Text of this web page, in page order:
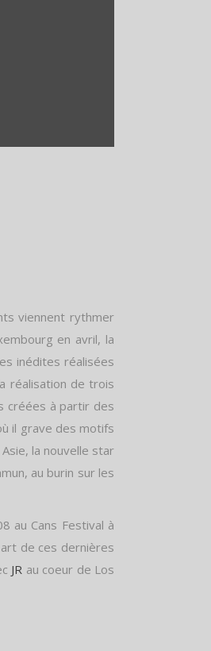
viennent rythmer
en avril, la
inédites réalisées
réalisation de trois
créées à partir des
il grave des motifs
la nouvelle star
au burin sur les
au Cans Festival à
de ces dernières
JR au coeur de Los